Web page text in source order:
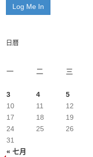
日曆
一
二 三
« 七月
3
4 5
10
11 12
17
18 19
24
25 26
31